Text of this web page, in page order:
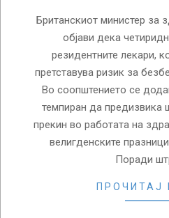
Британскиот министер за
објави дека
резидентните лекари,
претставува ризик за
Во соопштението се
темпиран да
прекин во работата на
велигденските
Поради
ПРОЧИТАЈ